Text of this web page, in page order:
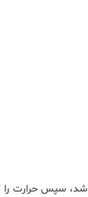
سپس حرارت